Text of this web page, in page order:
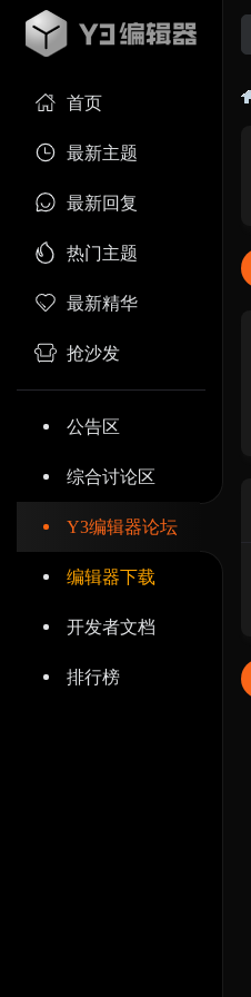
首页
最新主题
最新回复
热门主题
最新精华
抢沙发
公告区
综合讨论区
Y3编辑器论坛
编辑器下载
开发者文档
排行榜